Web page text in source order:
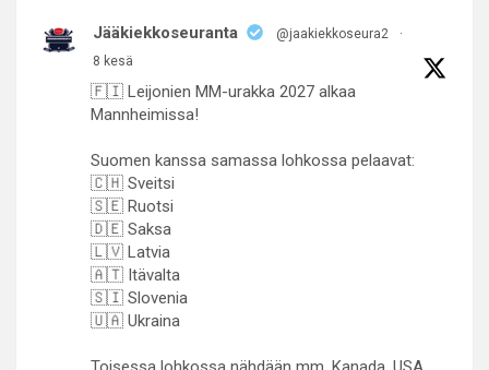
Jääkiekkoseuranta @jaakiekkoseura2
·
8 kesä
🇫🇮 Leijonien MM-urakka 2027 alkaa
Mannheimissa!
Suomen kanssa samassa lohkossa pelaavat:
🇨🇭 Sveitsi
🇸🇪 Ruotsi
🇩🇪 Saksa
🇱🇻 Latvia
🇦🇹 Itävalta
🇸🇮 Slovenia
🇺🇦 Ukraina